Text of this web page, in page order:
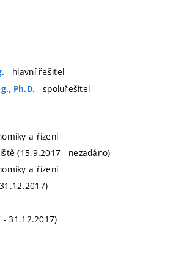
- hlavní řešitel
Ph.D. - spoluřešitel
a řízení
(15.9.2017 - nezadáno)
a řízení
31.12.2017)